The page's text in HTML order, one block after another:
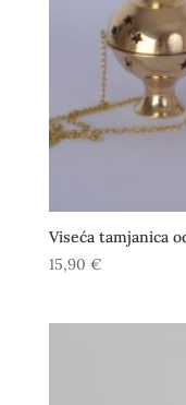
Viseća tamjanica
15,90 €